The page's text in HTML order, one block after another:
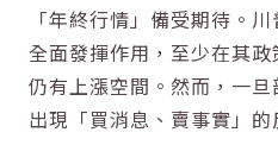
「年終行情」備受期待。
全面發揮作用，至少在其
仍有上漲空間。然而，一
出現「買消息、賣事實」的